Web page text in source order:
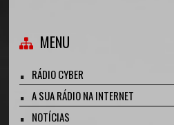
MENU
RÁDIO CYBER
A SUA RÁDIO NA INTERNET
NOTÍCIAS